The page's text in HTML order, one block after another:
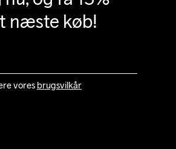
næste køb!
vores brugsvilkår